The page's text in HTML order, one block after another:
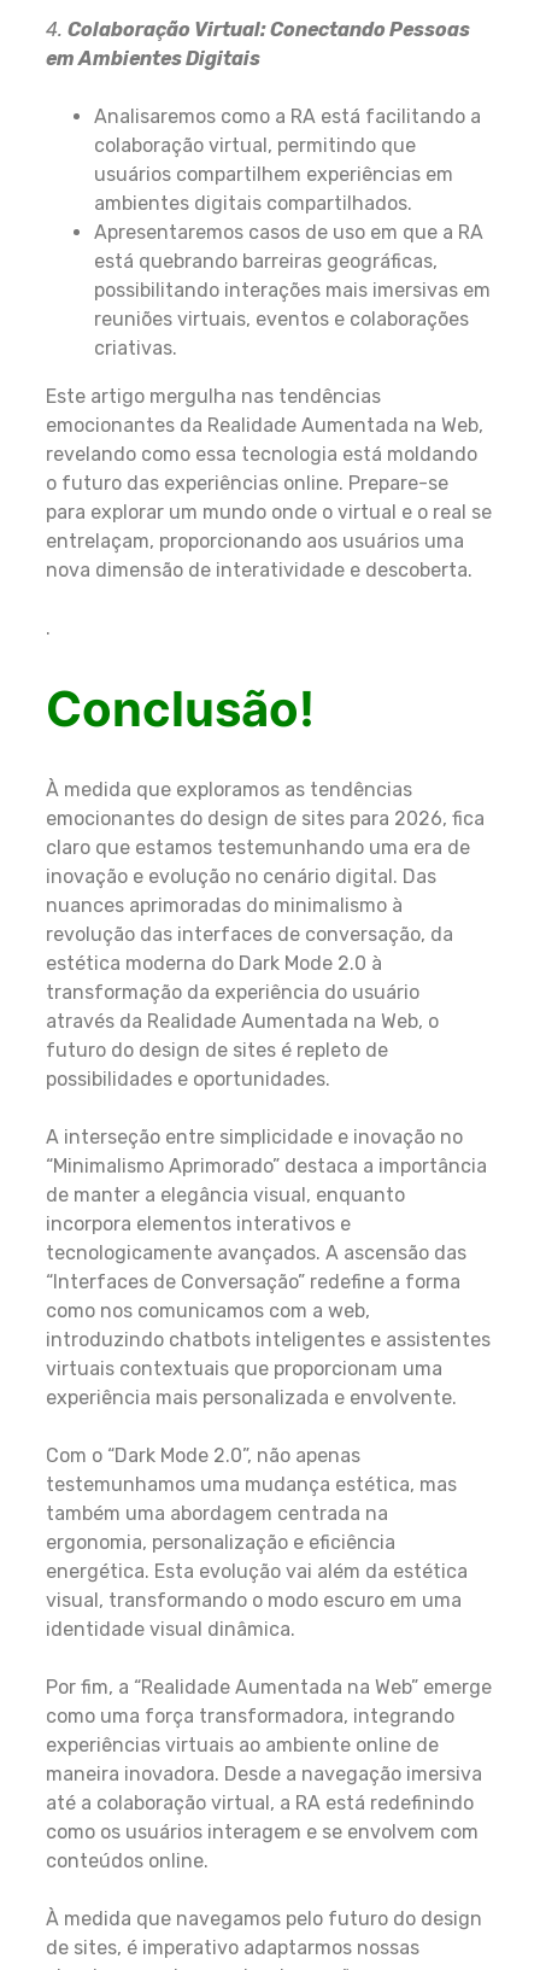
4. Colaboração Virtual: Conectando Pessoas
em Ambientes Digitais
Analisaremos como a RA está facilitando a
colaboração virtual, permitindo que
usuários compartilhem experiências em
ambientes digitais compartilhados.
Apresentaremos casos de uso em que a RA
está quebrando barreiras geográficas,
possibilitando interações mais imersivas em
reuniões virtuais, eventos e colaborações
criativas.
Este artigo mergulha nas tendências
emocionantes da Realidade Aumentada na Web,
revelando como essa tecnologia está moldando
o futuro das experiências online. Prepare-se
para explorar um mundo onde o virtual e o real se
entrelaçam, proporcionando aos usuários uma
nova dimensão de interatividade e descoberta.
.
Conclusão!
À medida que exploramos as tendências
emocionantes do design de sites para 2026, fica
claro que estamos testemunhando uma era de
inovação e evolução no cenário digital. Das
nuances aprimoradas do minimalismo à
revolução das interfaces de conversação, da
estética moderna do Dark Mode 2.0 à
transformação da experiência do usuário
através da Realidade Aumentada na Web, o
futuro do design de sites é repleto de
possibilidades e oportunidades.
A interseção entre simplicidade e inovação no
“Minimalismo Aprimorado” destaca a importância
de manter a elegância visual, enquanto
incorpora elementos interativos e
tecnologicamente avançados. A ascensão das
“Interfaces de Conversação” redefine a forma
como nos comunicamos com a web,
introduzindo chatbots inteligentes e assistentes
virtuais contextuais que proporcionam uma
experiência mais personalizada e envolvente.
Com o “Dark Mode 2.0”, não apenas
testemunhamos uma mudança estética, mas
também uma abordagem centrada na
ergonomia, personalização e eficiência
energética. Esta evolução vai além da estética
visual, transformando o modo escuro em uma
identidade visual dinâmica.
Por fim, a “Realidade Aumentada na Web” emerge
como uma força transformadora, integrando
experiências virtuais ao ambiente online de
maneira inovadora. Desde a navegação imersiva
até a colaboração virtual, a RA está redefinindo
como os usuários interagem e se envolvem com
conteúdos online.
À medida que navegamos pelo futuro do design
de sites, é imperativo adaptarmos nossas